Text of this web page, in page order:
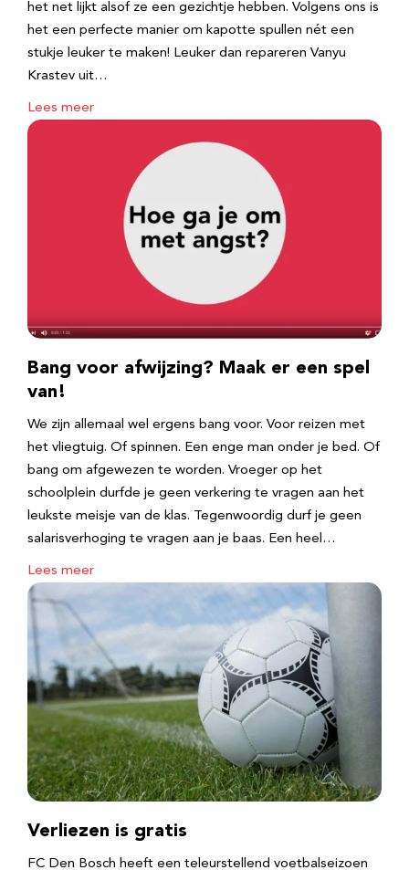
het net lijkt alsof ze een gezichtje hebben. Volgens ons is
het een perfecte manier om kapotte spullen nét een
stukje leuker te maken! Leuker dan repareren Vanyu
Krastev uit…
Lees meer
Bang voor afwijzing? Maak er een spel
van!
We zijn allemaal wel ergens bang voor. Voor reizen met
het vliegtuig. Of spinnen. Een enge man onder je bed. Of
bang om afgewezen te worden. Vroeger op het
schoolplein durfde je geen verkering te vragen aan het
leukste meisje van de klas. Tegenwoordig durf je geen
salarisverhoging te vragen aan je baas. Een heel…
Lees meer
Verliezen is gratis
FC Den Bosch heeft een teleurstellend voetbalseizoen